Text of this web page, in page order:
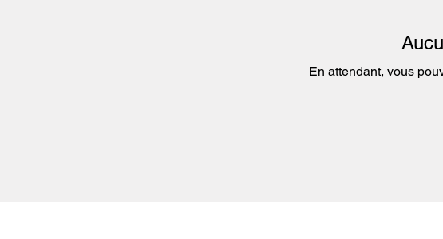
En attendant, vous